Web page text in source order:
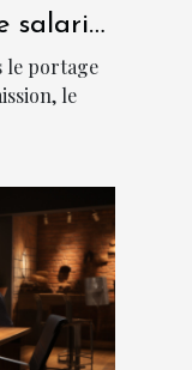
salarial
le portage
le